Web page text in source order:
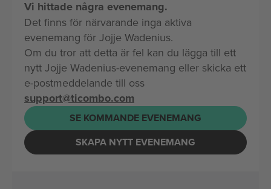
Vi hittade några evenemang.
Det finns för närvarande inga aktiva
evenemang för Jojje Wadenius.
Om du tror att detta är fel kan du lägga till ett
nytt Jojje Wadenius-evenemang eller skicka ett
e-postmeddelande till oss
support@ticombo.com
SE KOMMANDE EVENEMANG
SKAPA NYTT EVENEMANG